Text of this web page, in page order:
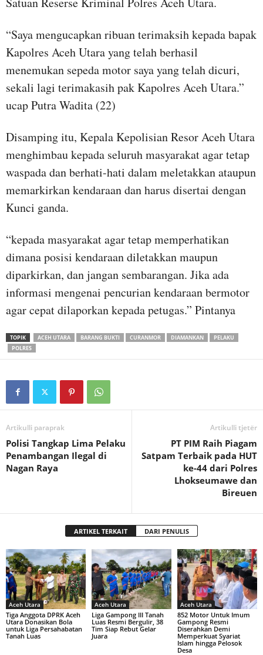
“Saya mengucapkan ribuan terimaksih kepada bapak
Kapolres Aceh Utara yang telah berhasil
menemukan sepeda motor saya yang telah dicuri,
sekali lagi terimakasih pak Kapolres Aceh Utara.”
ucap Putra Wadita (22)
Disamping itu, Kepala Kepolisian Resor Aceh Utara
menghimbau kepada seluruh masyarakat agar tetap
waspada dan berhati-hati dalam meletakkan ataupun
memarkirkan kendaraan dan harus disertai dengan
Kunci ganda.
“kepada masyarakat agar tetap memperhatikan
dimana posisi kendaraan diletakkan maupun
diparkirkan, dan jangan sembarangan. Jika ada
informasi mengenai pencurian kendaraan bermotor
agar cepat dilaporkan kepada petugas.” Pintanya
TOPIK ACEH UTARA BARANG BUKTI CURANMOR DIAMANKAN
PELAKU
POLRES
Artikulli paraprak
Polisi Tangkap Lima Pelaku
Penambangan Ilegal di
Nagan Raya
Artikulli tjetër
PT PIM Raih Piagam
Satpam Terbaik pada HUT
ke-44 dari Polres
Lhokseumawe dan
Bireuen
ARTIKEL TERKAIT DARI PENULIS
Aceh Utara
Tiga Anggota DPRK Aceh
Utara Donasikan Bola
untuk Liga Persahabatan
Tanah Luas
Aceh Utara
Liga Gampong III Tanah
Luas Resmi Bergulir, 38
Tim Siap Rebut Gelar
Juara
Aceh Utara
852 Motor Untuk Imum
Gampong Resmi
Diserahkan Demi
Memperkuat Syariat
Islam hingga Pelosok
Desa